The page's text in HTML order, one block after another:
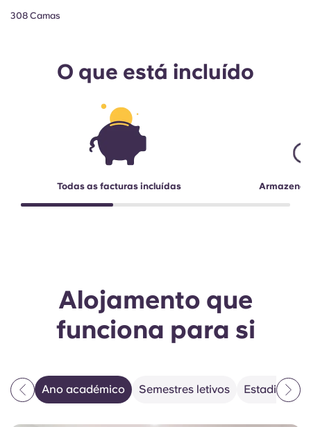
308 Camas
O que está incluído
Todas as facturas incluídas
Alojamento que
funciona para si
Ano académico Semestres letivos Estadias